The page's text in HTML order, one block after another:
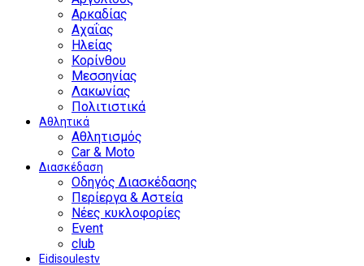
Αρκαδίας
Αχαΐας
Ηλείας
Κορίνθου
Μεσσηνίας
Λακωνίας
Πολιτιστικά
Αθλητικά
Αθλητισμός
Car & Moto
Διασκέδαση
Οδηγός Διασκέδασης
Περίεργα & Αστεία
Νέες κυκλοφορίες
Event
club
Eidisoulestv